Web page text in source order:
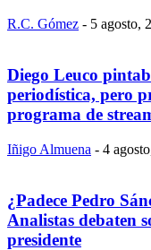
R.C. Gómez - 5 agosto,
Diego Leuco
periodística, pero
programa de
Iñigo Almuena - 4
¿Padece Pedro
Analistas debaten
presidente